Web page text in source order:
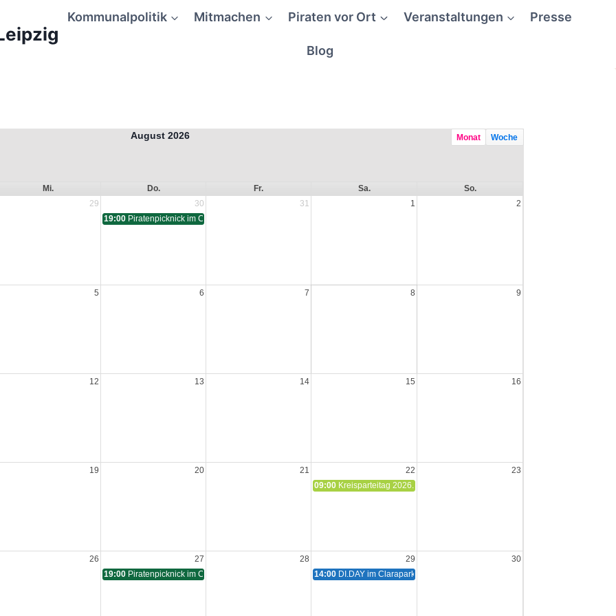
Kommunalpolitik Mitmachen Piraten vor Ort Veranstaltungen Presse
Blog
Monat Woche
August 2026
Mi. Do. Fr. Sa.
So.
29 30 31 1
2
19:00 Piratenpicknick im Clarapark
5 6 7 8 9
12 13 14 15
16
19 20 21 22
23
09:00 Kreisparteitag 2026.1 und Aufstellungsversammlung zur OBM-Wahl
26 27 28 29
30
19:00 Piratenpicknick im Clara-Park 14:00 DI.DAY im Clarapark und Kundgebung "Freie Software für freie